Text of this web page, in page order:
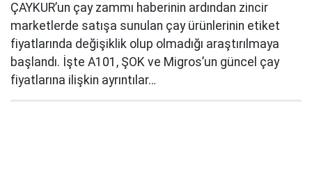
ÇAYKUR’un çay zammı haberinin ardından zincir
marketlerde satışa sunulan çay ürünlerinin etiket
fiyatlarında değişiklik olup olmadığı araştırılmaya
başlandı. İşte A101, ŞOK ve Migros’un güncel çay
fiyatlarına ilişkin ayrıntılar…